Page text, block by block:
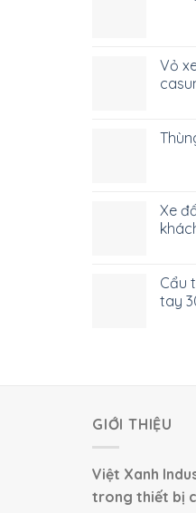
Vỏ
Xe
Cẩu
tay
GIỚI THIỆU
Việt Xanh
trong thiết bị